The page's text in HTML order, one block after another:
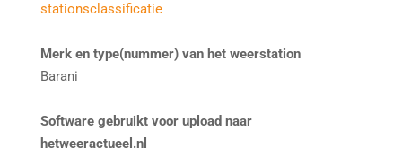
stationsclassificatie
Merk en type(nummer) van het weerstation
Barani
Software gebruikt voor upload naar
hetweeractueel.nl